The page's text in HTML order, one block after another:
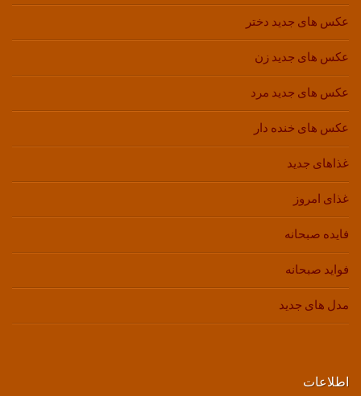
عکس های جدید دختر
عکس های جدید زن
عکس های جدید مرد
عکس های خنده دار
غذاهای جدید
غذای امروز
فایده صبحانه
فواید صبحانه
مدل های جدید
اطلاعات